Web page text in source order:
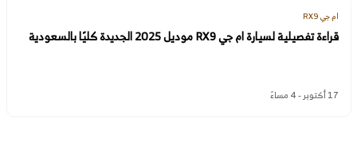
ام جي RX9
قراءة تفصيلية لسيارة ام جي RX9 موديل 2025 الجديدة كليًا بالسعودية
17 أكتوبر - 4 مساءً